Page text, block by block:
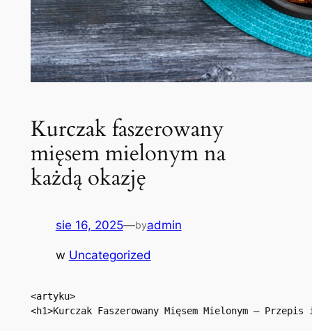
Kurczak faszerowany
mięsem mielonym na
każdą okazję
sie 16, 2025—byadmin
w Uncategorized
<artyku>
<h1>Kurczak Faszerowany Mięsem Mielonym –